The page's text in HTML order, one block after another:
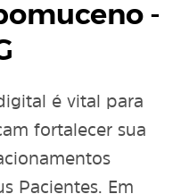
-
é vital para
fortalecer sua
Pacientes. Em